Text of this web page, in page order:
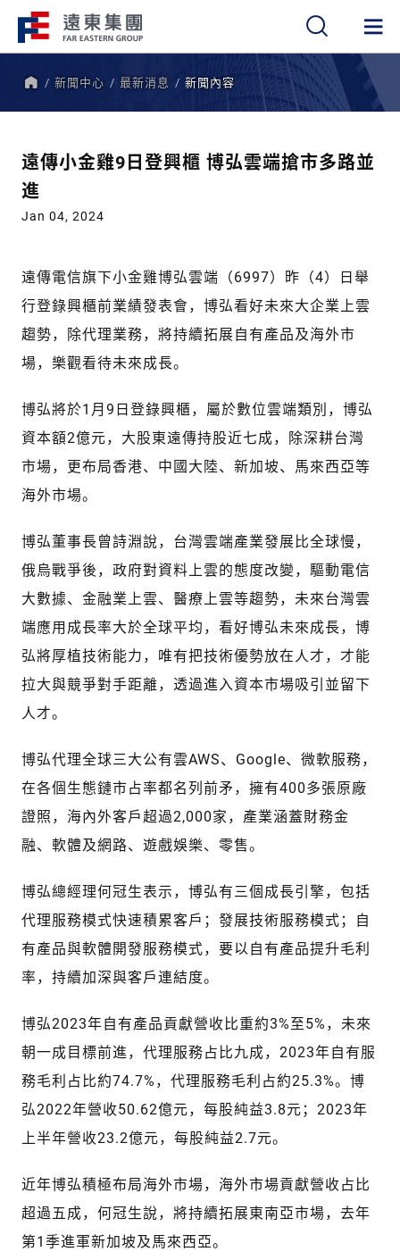
新聞中心 最新消息 新聞內容
遠傳小金雞9日登興櫃 博弘雲端搶市多路並
進
Jan 04, 2024
遠傳電信旗下小金雞博弘雲端（6997）昨（4）日舉
行登錄興櫃前業績發表會，博弘看好未來大企業上雲
趨勢，除代理業務，將持續拓展自有產品及海外市
場，樂觀看待未來成長。
博弘將於1月9日登錄興櫃，屬於數位雲端類別，博弘
資本額2億元，大股東遠傳持股近七成，除深耕台灣
市場，更布局香港、中國大陸、新加坡、馬來西亞等
海外市場。
博弘董事長曾詩淵說，台灣雲端產業發展比全球慢，
俄烏戰爭後，政府對資料上雲的態度改變，驅動電信
大數據、金融業上雲、醫療上雲等趨勢，未來台灣雲
端應用成長率大於全球平均，看好博弘未來成長，博
弘將厚植技術能力，唯有把技術優勢放在人才，才能
拉大與競爭對手距離，透過進入資本市場吸引並留下
人才。
博弘代理全球三大公有雲AWS、Google、微軟服務，
在各個生態鏈市占率都名列前矛，擁有400多張原廠
證照，海內外客戶超過2,000家，產業涵蓋財務金
融、軟體及網路、遊戲娛樂、零售。
博弘總經理何冠生表示，博弘有三個成長引擎，包括
代理服務模式快速積累客戶；發展技術服務模式；自
有產品與軟體開發服務模式，要以自有產品提升毛利
率，持續加深與客戶連結度。
博弘2023年自有產品貢獻營收比重約3%至5%，未來
朝一成目標前進，代理服務占比九成，2023年自有服
務毛利占比約74.7%，代理服務毛利占約25.3%。博
弘2022年營收50.62億元，每股純益3.8元；2023年
上半年營收23.2億元，每股純益2.7元。
近年博弘積極布局海外市場，海外市場貢獻營收占比
超過五成，何冠生說，將持續拓展東南亞市場，去年
第1季進軍新加坡及馬來西亞。